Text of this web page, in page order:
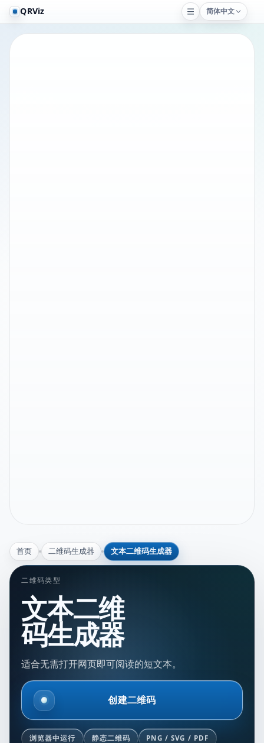
QRViz 简体中文
首页 二维码生成器 文本二维码生成器
二维码类型
文本二维
码生成器
适合无需打开网页即可阅读的短文本。
创建二维码
浏览器中运行 静态二维码 PNG / SVG / PDF